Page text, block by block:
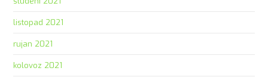
listopad 2021
rujan 2021
kolovoz 2021